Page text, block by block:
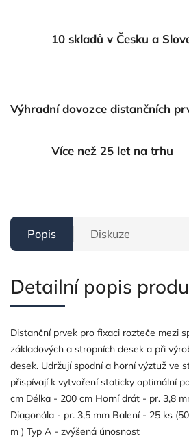
10 skladů v Česku a
Výhradní dovozce distančních
Více než 25 let na trhu
Popis Diskuze
Detailní popis
Distanční prvek pro fixaci rozteče mezi
základových a stropních desek a při
desek. Udržují spodní a horní výztuž ve
přispívají k vytvoření staticky optimální
cm Délka - 200 cm Horní drát - pr. 3,8
Diagonála - pr. 3,5 mm Balení - 25 ks
m ) Typ A - zvýšená únosnost